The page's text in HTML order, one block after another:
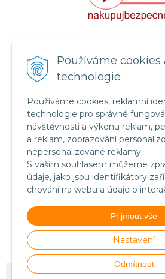
Používáme cookies
technologie
Používáme cookies, reklamní
technologie pro správné
návštěvnosti a výkonu reklam,
a reklam, zobrazování
nepersonalizované reklamy.
S vaším souhlasem můžeme
údaje, jako jsou identifikátory
chování na webu a údaje o
Přijmout vše
Nastavení
Odmítnout
Certifikát systému
potravin FSSC
Food Safety System
(English
© 2026 Stillmass-Nutrition.CZ •NextShop&e-